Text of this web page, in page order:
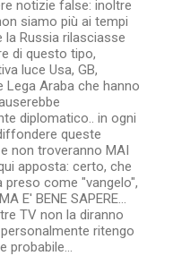
notizie false: inoltre
siamo più ai tempi
la Russia rilasciasse
di questo tipo,
luce Usa, GB,
Lega Araba che hanno
diplomatico.. in ogni
queste
non troveranno MAI
apposta: certo, che
come "vangelo",
E' BENE SAPERE...
TV non la diranno
ritengo